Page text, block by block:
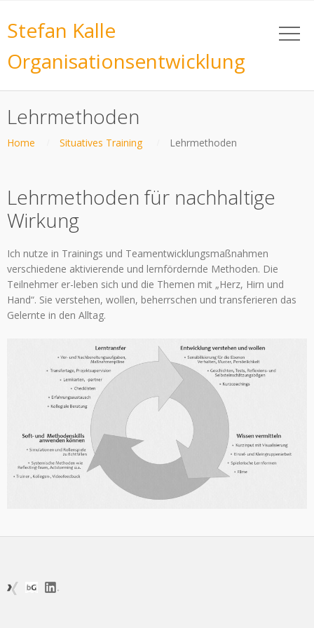
Stefan Kalle
Organisationsentwicklung
Lehrmethoden
Home Situatives Training Lehrmethoden
Lehrmethoden für nachhaltige
Wirkung
Ich nutze in Trainings und Teamentwicklungsmaßnahmen
verschiedene aktivierende und lernfördernde Methoden. Die
Teilnehmer er-leben sich und die Themen mit „Herz, Hirn und
Hand“. Sie verstehen, wollen, beherrschen und transferieren das
Gelernte in den Alltag.